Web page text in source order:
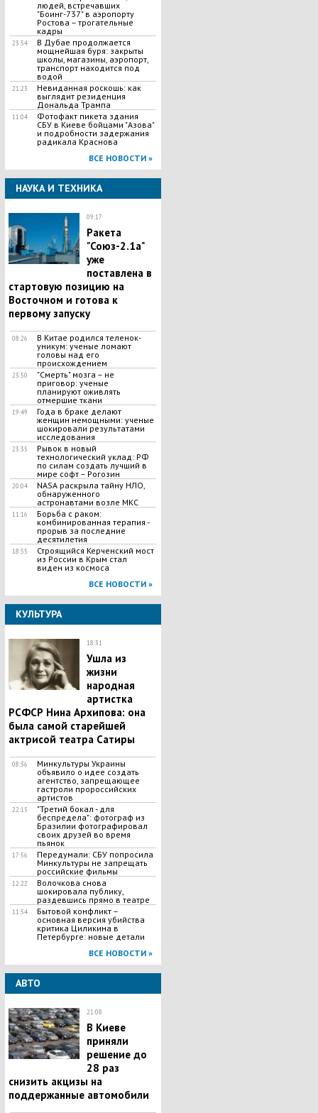
людей, встречавших
"Боинг-737" в аэропорту
Ростова – трогательные
кадры
23:54
В Дубае продолжается
мощнейшая буря: закрыты
школы, магазины, аэропорт,
транспорт находится под
водой
21:23
Невиданная роскошь: как
выглядит резиденция
Дональда Трампа
11:04
Фотофакт пикета здания
СБУ в Киеве бойцами "Азова"
и подробности задержания
радикала Краснова
ВСЕ НОВОСТИ »
НАУКА И ТЕХНИКА
09:17
Ракета
"Союз-2.1а"
уже
поставлена в
стартовую позицию на
Восточном и готова к
первому запуску
08:26
В Китае родился теленок-
уникум: ученые ломают
головы над его
происхождением
23:50
"Смерть" мозга – не
приговор: ученые
планируют оживлять
отмершие ткани
19:49
Года в браке делают
женщин немощными: ученые
шокировали результатами
исследования
23:35
Рывок в новый
технологический уклад: РФ
по силам создать лучший в
мире софт – Рогозин
20:04
NASA раскрыла тайну НЛО,
обнаруженного
астронавтами возле МКС
11:16
Борьба с раком:
комбинированная терапия -
прорыв за последние
десятилетия
18:55
Строящийся Керченский мост
из России в Крым стал
виден из космоса
ВСЕ НОВОСТИ »
КУЛЬТУРА
18:31
Ушла из
жизни
народная
артистка
РСФСР Нина Архипова: она
была самой старейшей
актрисой театра Сатиры
08:36
Минкультуры Украины
объявило о идее создать
агентство, запрещающее
гастроли пророссийских
артистов
22:15
"Третий бокал - для
беспредела": фотограф из
Бразилии фотографировал
своих друзей во время
пьянок
17:56
Передумали: СБУ попросила
Минкультуры не запрещать
российские фильмы
12:22
Волочкова снова
шокировала публику,
раздевшись прямо в театре
11:54
Бытовой конфликт –
основная версия убийства
критика Циликина в
Петербурге: новые детали
ВСЕ НОВОСТИ »
АВТО
21:08
В Киеве
приняли
решение до
28 раз
снизить акцизы на
поддержанные автомобили